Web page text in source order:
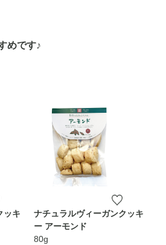
めです♪
ッキ
ナチュラルヴィーガンクッキ
ー アーモンド
80g